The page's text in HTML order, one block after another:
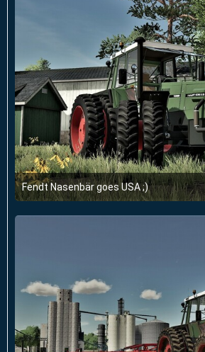
Fendt Nasenbär goes USA ;)
21. September 2022 um 13:22
1